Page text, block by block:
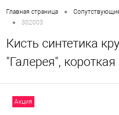
Главная страница •
• 302003
Кисть синтетика
"Галерея", короткая
Акция